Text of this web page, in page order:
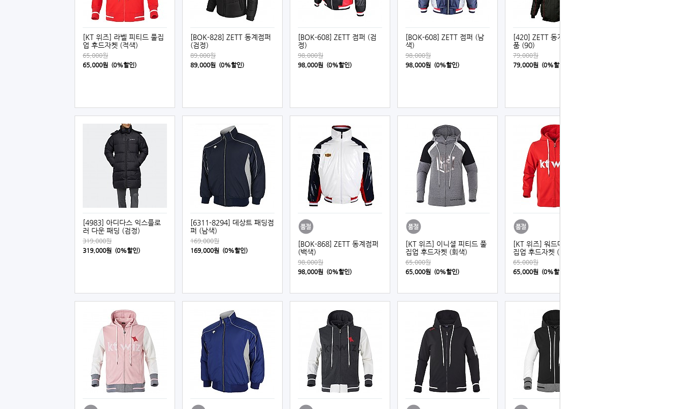
[KT 위즈] 라벨 피티드 풀집
업 후드자켓 (적색)
65,000원
65,000원 (0%할인)
[BOK-828] ZETT 동계점퍼
(검정)
89,000원
89,000원 (0%할인)
[BOK-608] ZETT 점퍼 (검
정)
98,000원
98,000원 (0%할인)
[BOK-608] ZETT 점퍼 (남
색)
98,000원
98,000원 (0%할인)
[420] ZETT 동계 점퍼 기성
품 (90)
79,000원
79,000원 (0%할인)
[4983] 아디다스 익스플로
러 다운 패딩 (검정)
319,000원
319,000원 (0%할인)
[6311-8294] 데상트 패딩점
퍼 (남색)
169,000원
169,000원 (0%할인)
[BOK-868] ZETT 동계점퍼
(백색)
98,000원
98,000원 (0%할인)
[KT 위즈] 이니셜 피티드 풀
집업 후드자켓 (회색)
65,000원
65,000원 (0%할인)
[KT 위즈] 워드마크 유니 풀
집업 후드자켓 (적색)
65,000원
65,000원 (0%할인)